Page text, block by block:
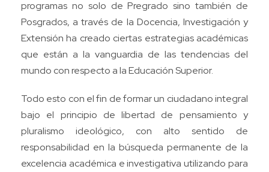
programas no solo de Pregrado sino también de
Posgrados, a través de la Docencia, Investigación y
Extensión ha creado ciertas estrategias académicas
que están a la vanguardia de las tendencias del
mundo con respecto a la Educación Superior.
Todo esto con el fin de formar un ciudadano integral
bajo el principio de libertad de pensamiento y
pluralismo ideológico, con alto sentido de
responsabilidad en la búsqueda permanente de la
excelencia académica e investigativa utilizando para